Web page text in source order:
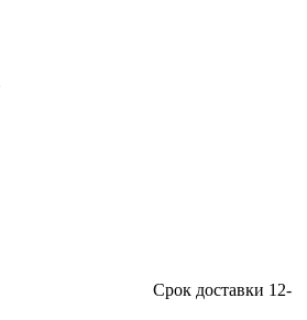
Срок доставки 12-